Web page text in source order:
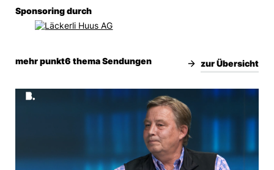
Sponsoring durch
mehr punkt6 thema Sendungen zur Übersicht